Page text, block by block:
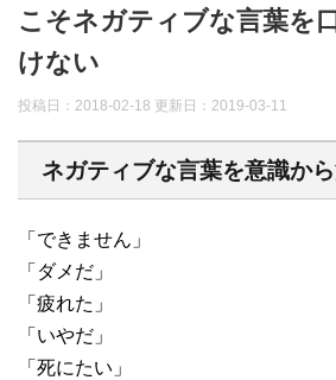
こそネガティブな言葉を
けない
投稿日：2018-02-18 更新日： 2019-03-11
ネガティブな言葉を意識か
「できません」
「ダメだ」
「疲れた」
「いやだ」
「死にたい」